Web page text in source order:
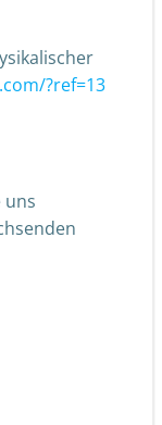
?ref=13
uns